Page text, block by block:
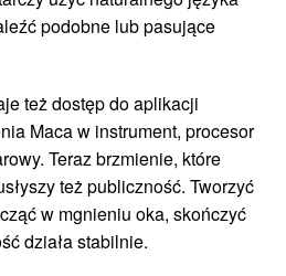
podobne lub pasujące
też dostęp do aplikacji
Maca w instrument, procesor
Teraz brzmienie, które
też publiczność. Tworzyć
w mgnieniu oka, skończyć
działa stabilnie.